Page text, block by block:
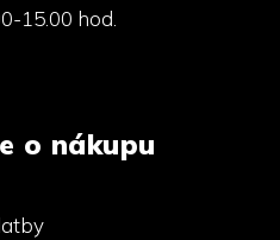
15.00 hod.
o nákupu